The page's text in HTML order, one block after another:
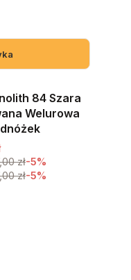
84 Szara
Welurowa
zł-5%
zł-5%